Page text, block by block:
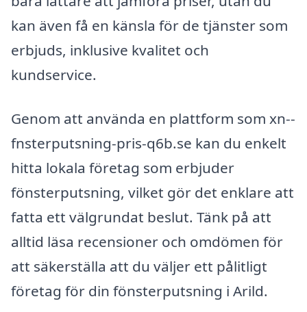
kan även få en känsla för de tjänster som
erbjuds, inklusive kvalitet och
kundservice.
Genom att använda en plattform som xn--
fnsterputsning-pris-q6b.se kan du enkelt
hitta lokala företag som erbjuder
fönsterputsning, vilket gör det enklare att
fatta ett välgrundat beslut. Tänk på att
alltid läsa recensioner och omdömen för
att säkerställa att du väljer ett pålitligt
företag för din fönsterputsning i Arild.